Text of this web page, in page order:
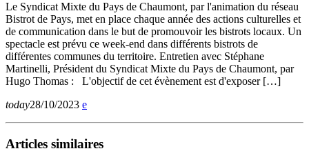
Le Syndicat Mixte du Pays de Chaumont, par l'animation du réseau
Bistrot de Pays, met en place chaque année des actions culturelles et
de communication dans le but de promouvoir les bistrots locaux. Un
spectacle est prévu ce week-end dans différents bistrots de
différentes communes du territoire. Entretien avec Stéphane
Martinelli, Président du Syndicat Mixte du Pays de Chaumont, par
Hugo Thomas : L'objectif de cet évènement est d'exposer […]
today28/10/2023
Articles similaires